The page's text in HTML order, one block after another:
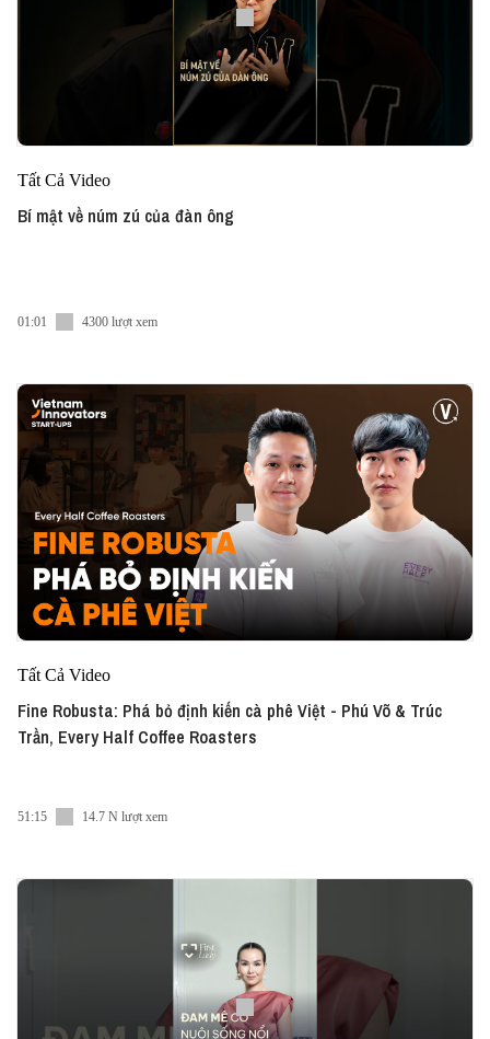
Tất Cả Video
Bí mật về núm zú của đàn ông
01:01 4300 lượt xem
Tất Cả Video
Fine Robusta: Phá bỏ định kiến cà phê Việt - Phú Võ & Trúc
Trần, Every Half Coffee Roasters
51:15 14.7 N lượt xem